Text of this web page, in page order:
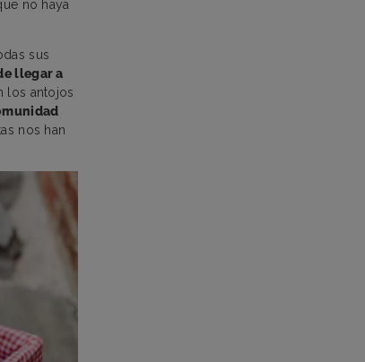
no haya
sus
llegar a
los antojos
nos han